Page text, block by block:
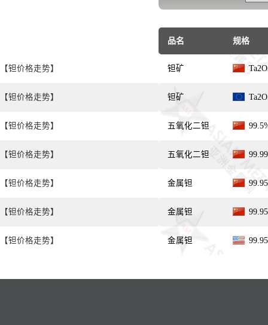
【钽价格走势】
【钽价格走势】
【钽价格走势】
【钽价格走势】
【钽价格走势】
【钽价格走势】
【钽价格走势】
品名 规格
钽矿
钽矿
五氧化二钽
五氧化二钽
金属钽
金属钽
金属钽